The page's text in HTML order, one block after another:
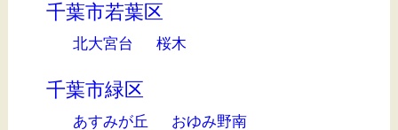
千葉市若葉区
北大宮台 桜木
千葉市緑区
あすみが丘 おゆみ野南